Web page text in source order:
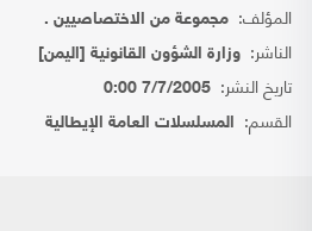
المؤلف: مجموعة من الاختصاصيين .
الناشر: وزارة الشؤون القانونية [اليمن]
تاريخ النشر: 7/7/2005 0:00
القسم: المسلسلات العامة الإيطالية